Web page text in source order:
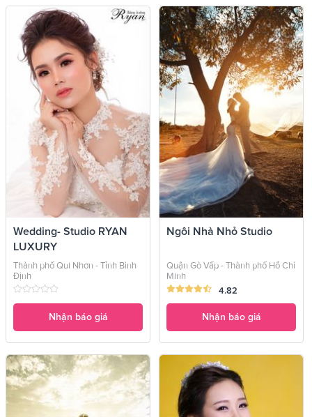
Wedding- Studio RYAN
LUXURY
Thành phố Qui Nhơn - Tỉnh Bình
Định
Nhận báo giá
Ngôi Nhà Nhỏ Studio
Quận Gò Vấp - Thành phố Hồ Chí
Minh
4.82
Nhận báo giá